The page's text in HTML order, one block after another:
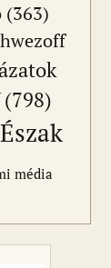
(363)
(798)
Észak
média